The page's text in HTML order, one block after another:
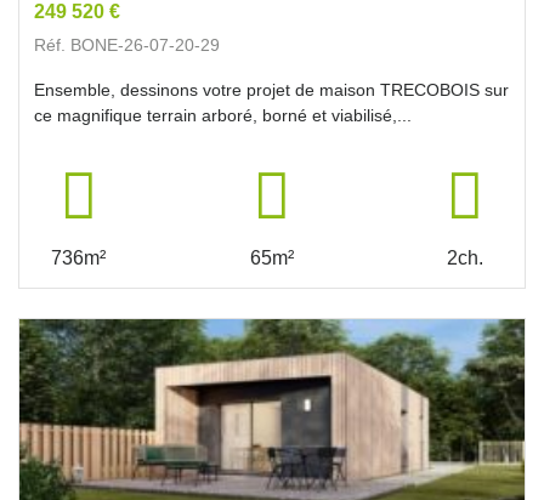
249 520 €
Réf. BONE-26-07-20-29
Ensemble, dessinons votre projet de maison TRECOBOIS sur
ce magnifique terrain arboré, borné et viabilisé,...
736m² 65m² 2ch.